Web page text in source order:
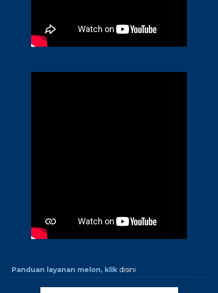
Panduan layanan melon, klik disini